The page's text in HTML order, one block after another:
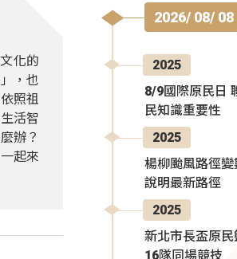
化的
，也
照祖
活智
辦？
起來
2026/ 08/ 08
2025
8/9國際原民日
民知識重要性
2025
楊柳颱風路徑
說明最新路徑
2025
新北市長盃原
16隊同場競技